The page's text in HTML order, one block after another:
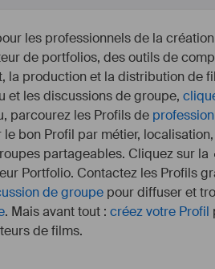
les professionnels de la
de portfolios, des outils de
production et la distribution de
et les discussions de groupe,
parcourez les Profils de
le bon Profil par métier,
partageables. Cliquez sur la
Portfolio. Contactez les Profils
de groupe pour diffuser et
. Mais avant tout : créez votre Profil
de films.